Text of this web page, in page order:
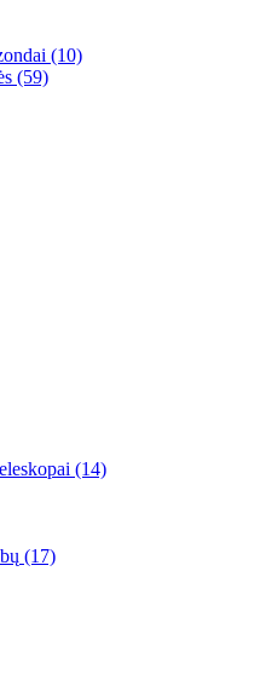
(10)
(59)
(14)
(17)